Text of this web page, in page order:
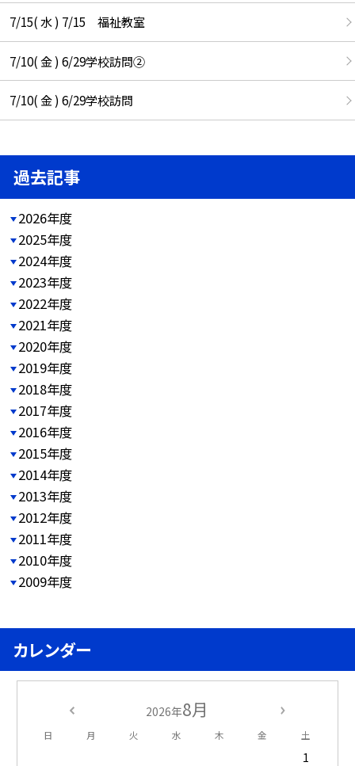
7/15( 水 ) 7/15 福祉教室
7/10( 金 ) 6/29学校訪問②
7/10( 金 ) 6/29学校訪問
過去記事
2026年度
2025年度
2024年度
2023年度
2022年度
2021年度
2020年度
2019年度
2018年度
2017年度
2016年度
2015年度
2014年度
2013年度
2012年度
2011年度
2010年度
2009年度
カレンダー
2026年8月
日 月 火 水 木 金 土
1